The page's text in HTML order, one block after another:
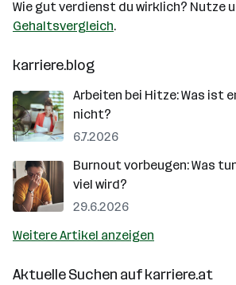
Wie gut verdienst du wirklich? Nutze
Gehaltsvergleich.
karriere.blog
Arbeiten bei Hitze: Was ist
nicht?
6.7.2026
Burnout vorbeugen: Was
viel wird?
29.6.2026
Weitere Artikel anzeigen
Aktuelle Suchen aufkarriere.at